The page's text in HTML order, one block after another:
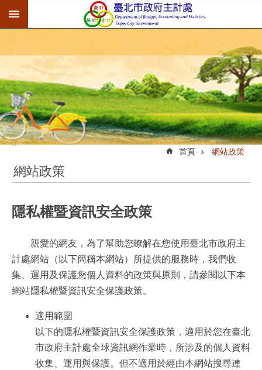
跳到主要內容區塊
:::
首頁 網站政策
網站政策
隱私權暨資訊安全政策
親愛的網友，為了幫助您瞭解在您使用臺北市政府主
計處網站（以下簡稱本網站）所提供的服務時，我們收
集、運用及保護您個人資料的政策與原則，請參閱以下本
網站隱私權暨資訊安全保護政策。
適用範圍
以下的隱私權暨資訊安全保護政策，適用於您在臺北
市政府主計處全球資訊網作業時，所涉及的個人資料
收集、運用與保護。但不適用於經由本網站搜尋連